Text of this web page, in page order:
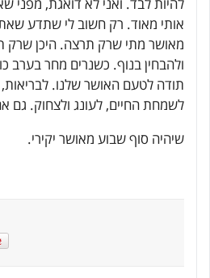
להיות לבד. ואני לא דואגת, מפני
אותי מאוד. רק חשוב לי שתדע
מאושר מתי שרק תרצה. היכן שרק
ולהבחין בנוף. כשנרים מחר בערב
תודה לטעם האושר שלנו.
לשמחת החיים, לעונג ולצחוק. גם
שיהיה סוף שבוע מאושר יקירי.